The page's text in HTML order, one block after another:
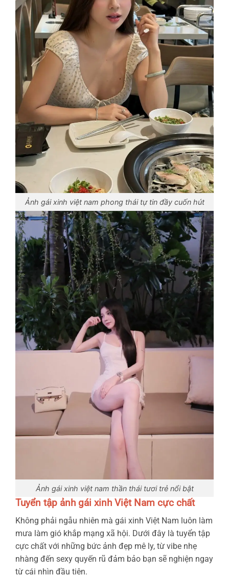
Ảnh gái xinh việt nam phong thái tự tin đầy cuốn hút
Ảnh gái xinh việt nam thần thái tươi trẻ nổi bật
Tuyển tập ảnh gái xinh Việt Nam cực chất
Không phải ngẫu nhiên mà gái xinh Việt Nam luôn làm
mưa làm gió khắp mạng xã hội. Dưới đây là tuyển tập
cực chất với những bức ảnh đẹp mê ly, từ vibe nhẹ
nhàng đến sexy quyến rũ đảm bảo bạn sẽ nghiện ngay
từ cái nhìn đầu tiên.